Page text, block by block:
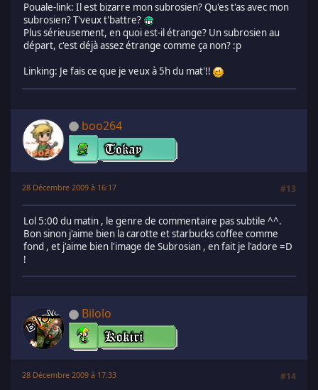
Pouale-link: Il est bizarre mon subrosien? Qu'es t'as avec mon
subrosien? T'veux t'battre?
Plus sérieusement, en quoi est-il étrange? Un subrosien au
départ, c'est déjà assez étrange comme ça non? :p
Linking: Je fais ce que je veux à 5h du mat'!!
boo264
28 Décembre 2009 à 16:17 #13
Lol 5:00 du matin , le genre de commentaire pas subtile ^^.
Bon sinon j'aime bien la carotte et starbucks coffee comme
fond , et j'aime bien l'image de Subrosian , en fait je l'adore =D
!
Bilolo
28 Décembre 2009 à 17:33 #14